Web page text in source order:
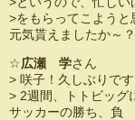
>をもらってこようと
元気貰えましたか～？
☆広瀬 学さん
> 咲子！久しぶりで
> 2週間、トトビッグ
サッカーの勝ち、負